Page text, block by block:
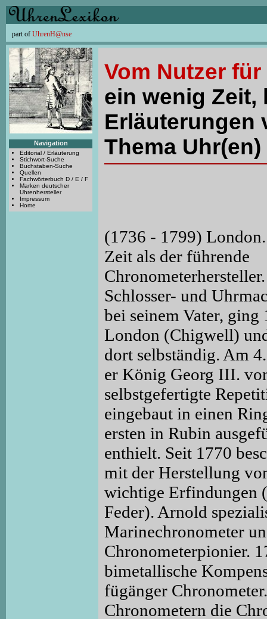
part of UhrenH@nse
Navigation
Editorial / Erläuterung
Stichwort-Suche
Buchstaben-Suche
Quellen
Fachwörterbuch D / E / F
Marken deutscher
Uhrenhersteller
Impressum
Home
Vom Nutzer
ein wenig Zeit,
Erläuterungen
Thema
(1736 - 1799)
Zeit als der führende
Schlosser- und
bei seinem Vater, ging
London (Chigwell)
dort selbständig. Am
er König Georg III.
selbstgefertigte
eingebaut in einen
ersten in Rubin
enthielt. Seit 1770
mit der Herstellung
wichtige Erfindungen
Feder). Arnold
Marinechronometer
Chronometerpionier.
bimetallische
fügänger
Chronometern die